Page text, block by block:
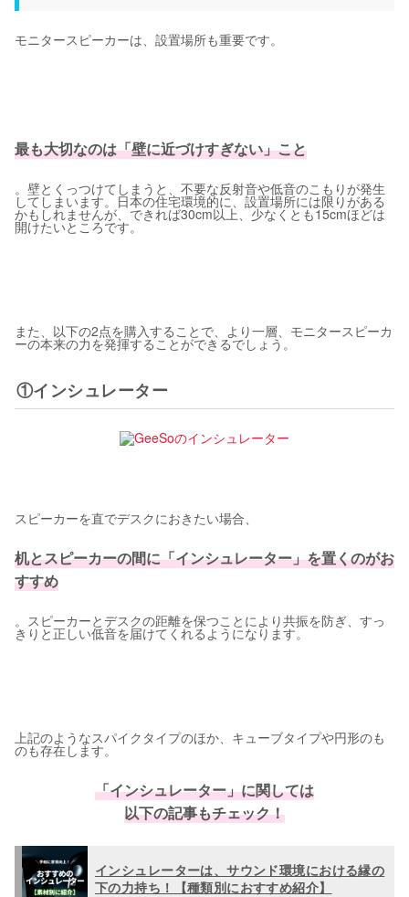
モニタースピーカーは、設置場所も重要です。
最も大切なのは「壁に近づけすぎない」こと
。壁とくっつけてしまうと、不要な反射音や低音のこもりが発生
してしまいます。日本の住宅環境的に、設置場所には限りがある
かもしれませんが、できれば30cm以上、少なくとも15cmほどは
開けたいところです。
また、以下の2点を購入することで、より一層、モニタースピーカ
ーの本来の力を発揮することができるでしょう。
①インシュレーター
スピーカーを直でデスクにおきたい場合、
机とスピーカーの間に「インシュレーター」を置くのがお
すすめ
。スピーカーとデスクの距離を保つことにより共振を防ぎ、すっ
きりと正しい低音を届けてくれるようになります。
上記のようなスパイクタイプのほか、キューブタイプや円形のも
のも存在します。
「インシュレーター」に関しては
以下の記事もチェック！
インシュレーターは、サウンド環境における縁の
下の力持ち！【種類別におすすめ紹介】